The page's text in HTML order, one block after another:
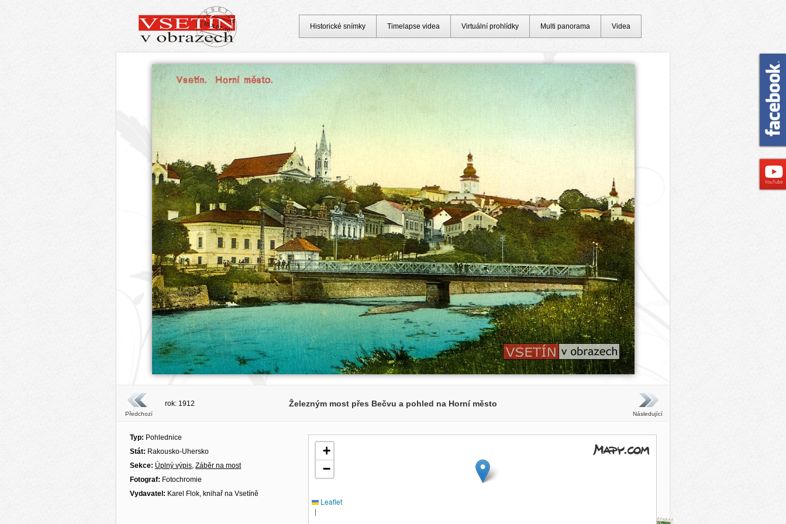
Předchozí
rok: 1912 Železným most přes Bečvu a pohled na Horní město
Následující
Typ: Pohlednice
Stát: Rakousko-Uhersko
Sekce: Úplný výpis, Záběr na most
Fotograf: Fotochromie
Vydavatel: Karel Flok, knihař na Vsetíně
+
−
Leaflet
|
Historické snímky Timelapse videa Virtuální prohlídky Multi panorama Videa